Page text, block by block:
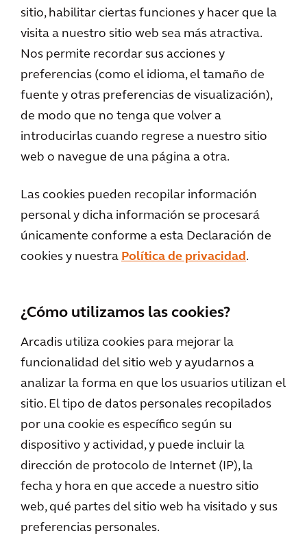
sitio, habilitar ciertas funciones y hacer que la
visita a nuestro sitio web sea más atractiva.
Nos permite recordar sus acciones y
preferencias (como el idioma, el tamaño de
fuente y otras preferencias de visualización),
de modo que no tenga que volver a
introducirlas cuando regrese a nuestro sitio
web o navegue de una página a otra.
Las cookies pueden recopilar información
personal y dicha información se procesará
únicamente conforme a esta Declaración de
cookies y nuestra Política de privacidad.
¿Cómo utilizamos las cookies?
Arcadis utiliza cookies para mejorar la
funcionalidad del sitio web y ayudarnos a
analizar la forma en que los usuarios utilizan el
sitio. El tipo de datos personales recopilados
por una cookie es específico según su
dispositivo y actividad, y puede incluir la
dirección de protocolo de Internet (IP), la
fecha y hora en que accede a nuestro sitio
web, qué partes del sitio web ha visitado y sus
preferencias personales.